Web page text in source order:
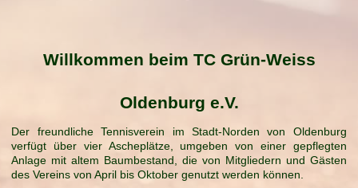
Willkommen beim TC Grün-Weiss
Oldenburg e.V.
Der freundliche Tennisverein im Stadt-Norden von Oldenburg
verfügt über vier Ascheplätze, umgeben von einer gepflegten
Anlage mit altem Baumbestand, die von Mitgliedern und Gästen
des Vereins von April bis Oktober genutzt werden können.